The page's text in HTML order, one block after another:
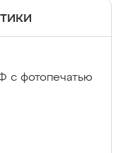
фотопечатью